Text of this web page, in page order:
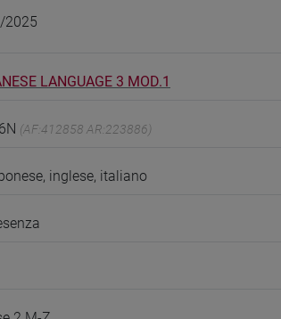
2025
LANGUAGE 3 MOD.1
(AF:412858 AR:223886)
inglese, italiano